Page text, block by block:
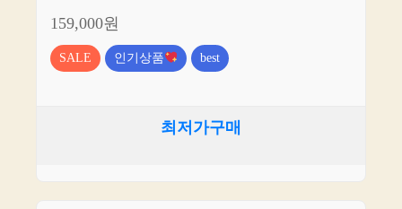
159,000원
SALE 인기상품 best
최저가구매